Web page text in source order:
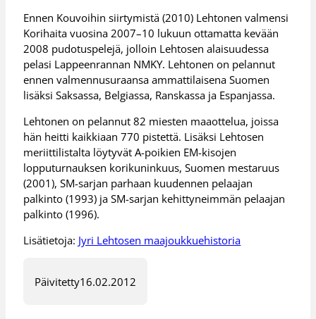
Ennen Kouvoihin siirtymistä (2010) Lehtonen valmensi
Korihaita vuosina 2007–10 lukuun ottamatta kevään
2008 pudotuspelejä, jolloin Lehtosen alaisuudessa
pelasi Lappeenrannan NMKY. Lehtonen on pelannut
ennen valmennusuraansa ammattilaisena Suomen
lisäksi Saksassa, Belgiassa, Ranskassa ja Espanjassa.
Lehtonen on pelannut 82 miesten maaottelua, joissa
hän heitti kaikkiaan 770 pistettä. Lisäksi Lehtosen
meriittilistalta löytyvät A-poikien EM-kisojen
lopputurnauksen korikuninkuus, Suomen mestaruus
(2001), SM-sarjan parhaan kuudennen pelaajan
palkinto (1993) ja SM-sarjan kehittyneimmän pelaajan
palkinto (1996).
Lisätietoja: Jyri Lehtosen maajoukkuehistoria
Päivitetty16.02.2012